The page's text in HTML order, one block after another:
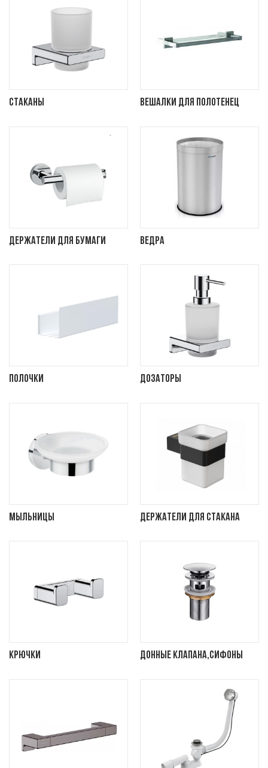
Стаканы Вешалки для полотенец
Держатели для бумаги Ведра
Полочки Дозаторы
Мыльницы Держатели для стакана
Крючки Донные клапана,сифоны